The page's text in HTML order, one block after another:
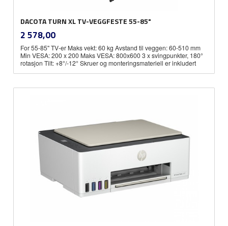
DACOTA TURN XL TV-VEGGFESTE 55-85"
Pris
2 578,00mva.
For 55-85" TV-er Maks vekt: 60 kg Avstand til veggen: 60-510 mm
Min VESA: 200 x 200 Maks VESA: 800x600 3 x svingpunkter, 180°
rotasjon Tilt: +8°/-12° Skruer og monteringsmateriell er inkludert